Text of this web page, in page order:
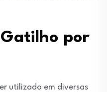
por
utilizado em diversas